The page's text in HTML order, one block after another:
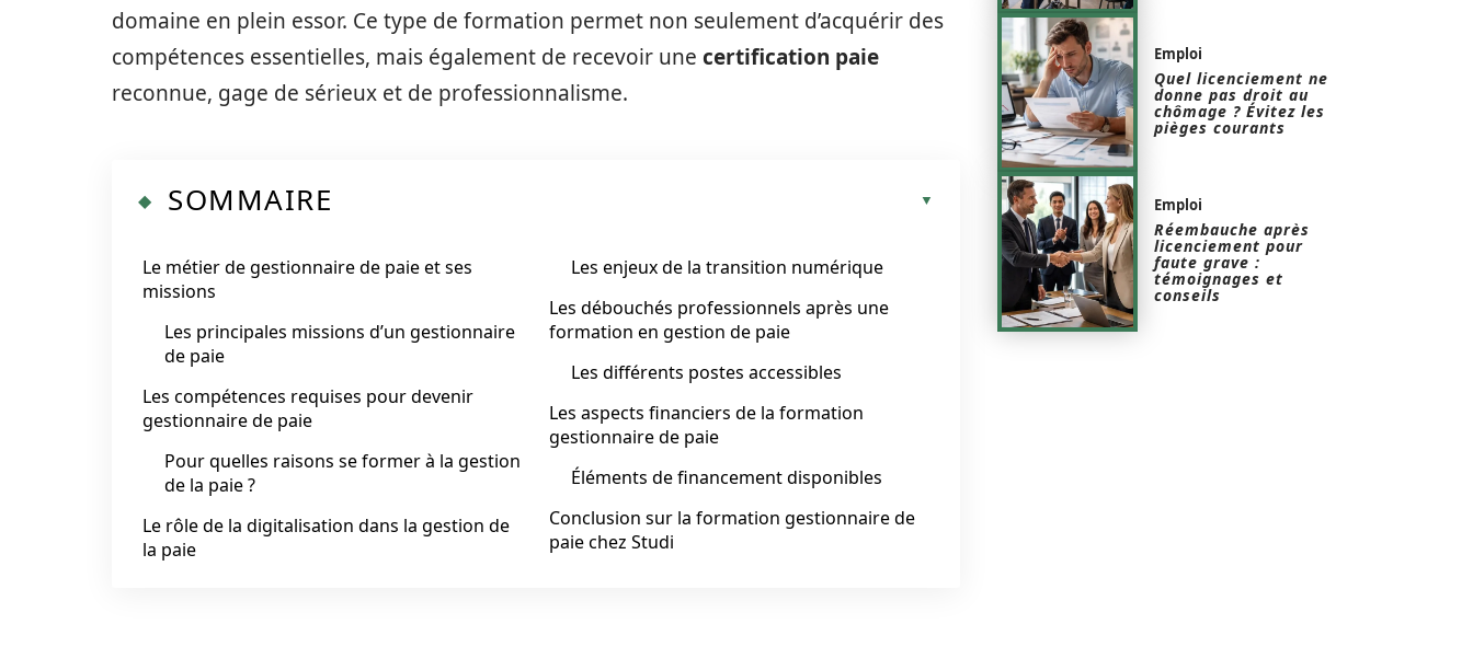
domaine en plein essor. Ce type de formation permet non seulement d’acquérir des
compétences essentielles, mais également de recevoir une certification paie
reconnue, gage de sérieux et de professionnalisme.
SOMMAIRE
Le métier de gestionnaire de paie et ses
missions
Les principales missions d’un gestionnaire
de paie
Les compétences requises pour devenir
gestionnaire de paie
Pour quelles raisons se former à la gestion
de la paie ?
Le rôle de la digitalisation dans la gestion de
la paie
Les enjeux de la transition numérique
Les débouchés professionnels après une
formation en gestion de paie
Les différents postes accessibles
Les aspects financiers de la formation
gestionnaire de paie
Éléments de financement disponibles
Conclusion sur la formation gestionnaire de
paie chez Studi
Emploi
Quel licenciement ne
donne pas droit au
chômage ? Évitez les
pièges courants
Emploi
Réembauche après
licenciement pour
faute grave :
témoignages et
conseils